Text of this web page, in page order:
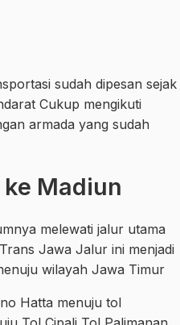
sudah dipesan sejak
Cukup mengikuti
armada yang sudah
Madiun
melewati jalur utama
Jawa Jalur ini menjadi
wilayah Jawa Timur
Hatta menuju tol